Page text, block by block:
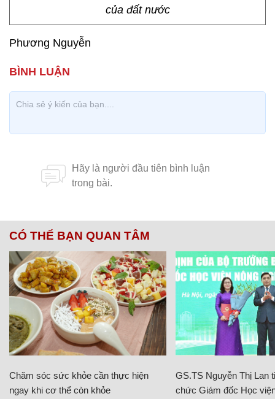
của đất nước
Phương Nguyễn
CÓ THỂ BẠN QUAN TÂM
Chăm sóc sức khỏe cần thực hiện
ngay khi cơ thể còn khỏe
GS.TS Nguyễn Thị Lan
chức Giám đốc Học